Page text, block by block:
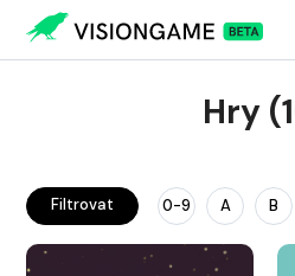
Hry
Filtrovat 0-9 A B